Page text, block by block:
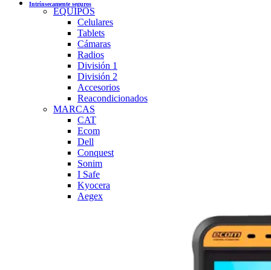
Intrínsecamente seguros
EQUIPOS
Celulares
Tablets
Cámaras
Radios
División 1
División 2
Accesorios
Reacondicionados
MARCAS
CAT
Ecom
Dell
Conquest
Sonim
I Safe
Kyocera
Aegex